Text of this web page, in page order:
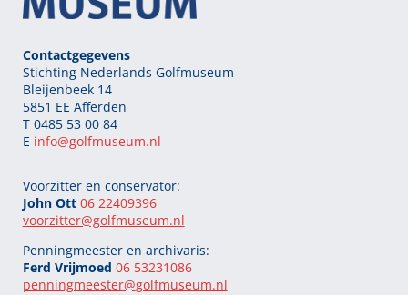
Contactgegevens
Stichting Nederlands Golfmuseum
Bleijenbeek 14
5851 EE Afferden
T 0485 53 00 84
E info@golfmuseum.nl
Voorzitter en conservator:
John Ott 06 22409396
voorzitter@golfmuseum.nl
Penningmeester en archivaris:
Ferd Vrijmoed 06 53231086
penningmeester@golfmuseum.nl